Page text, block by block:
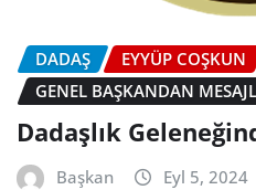
DADAŞ
EYYÜP COŞKUN
GENEL BAŞKANDAN
Dadaşlık
Başkan Eyl 5, 2024